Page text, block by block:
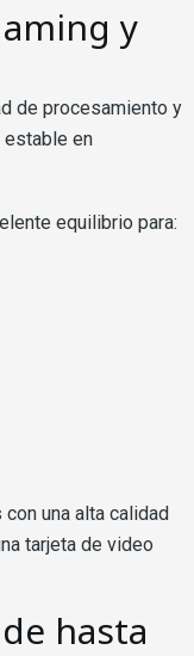
y
de procesamiento y
estable en
equilibrio para:
una alta calidad
tarjeta de video
hasta